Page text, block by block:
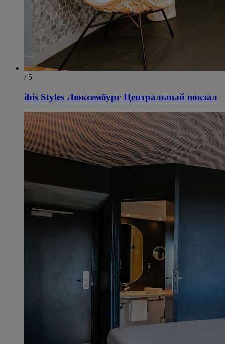
/ 5
ibis Styles Люксембург Центральный вокзал